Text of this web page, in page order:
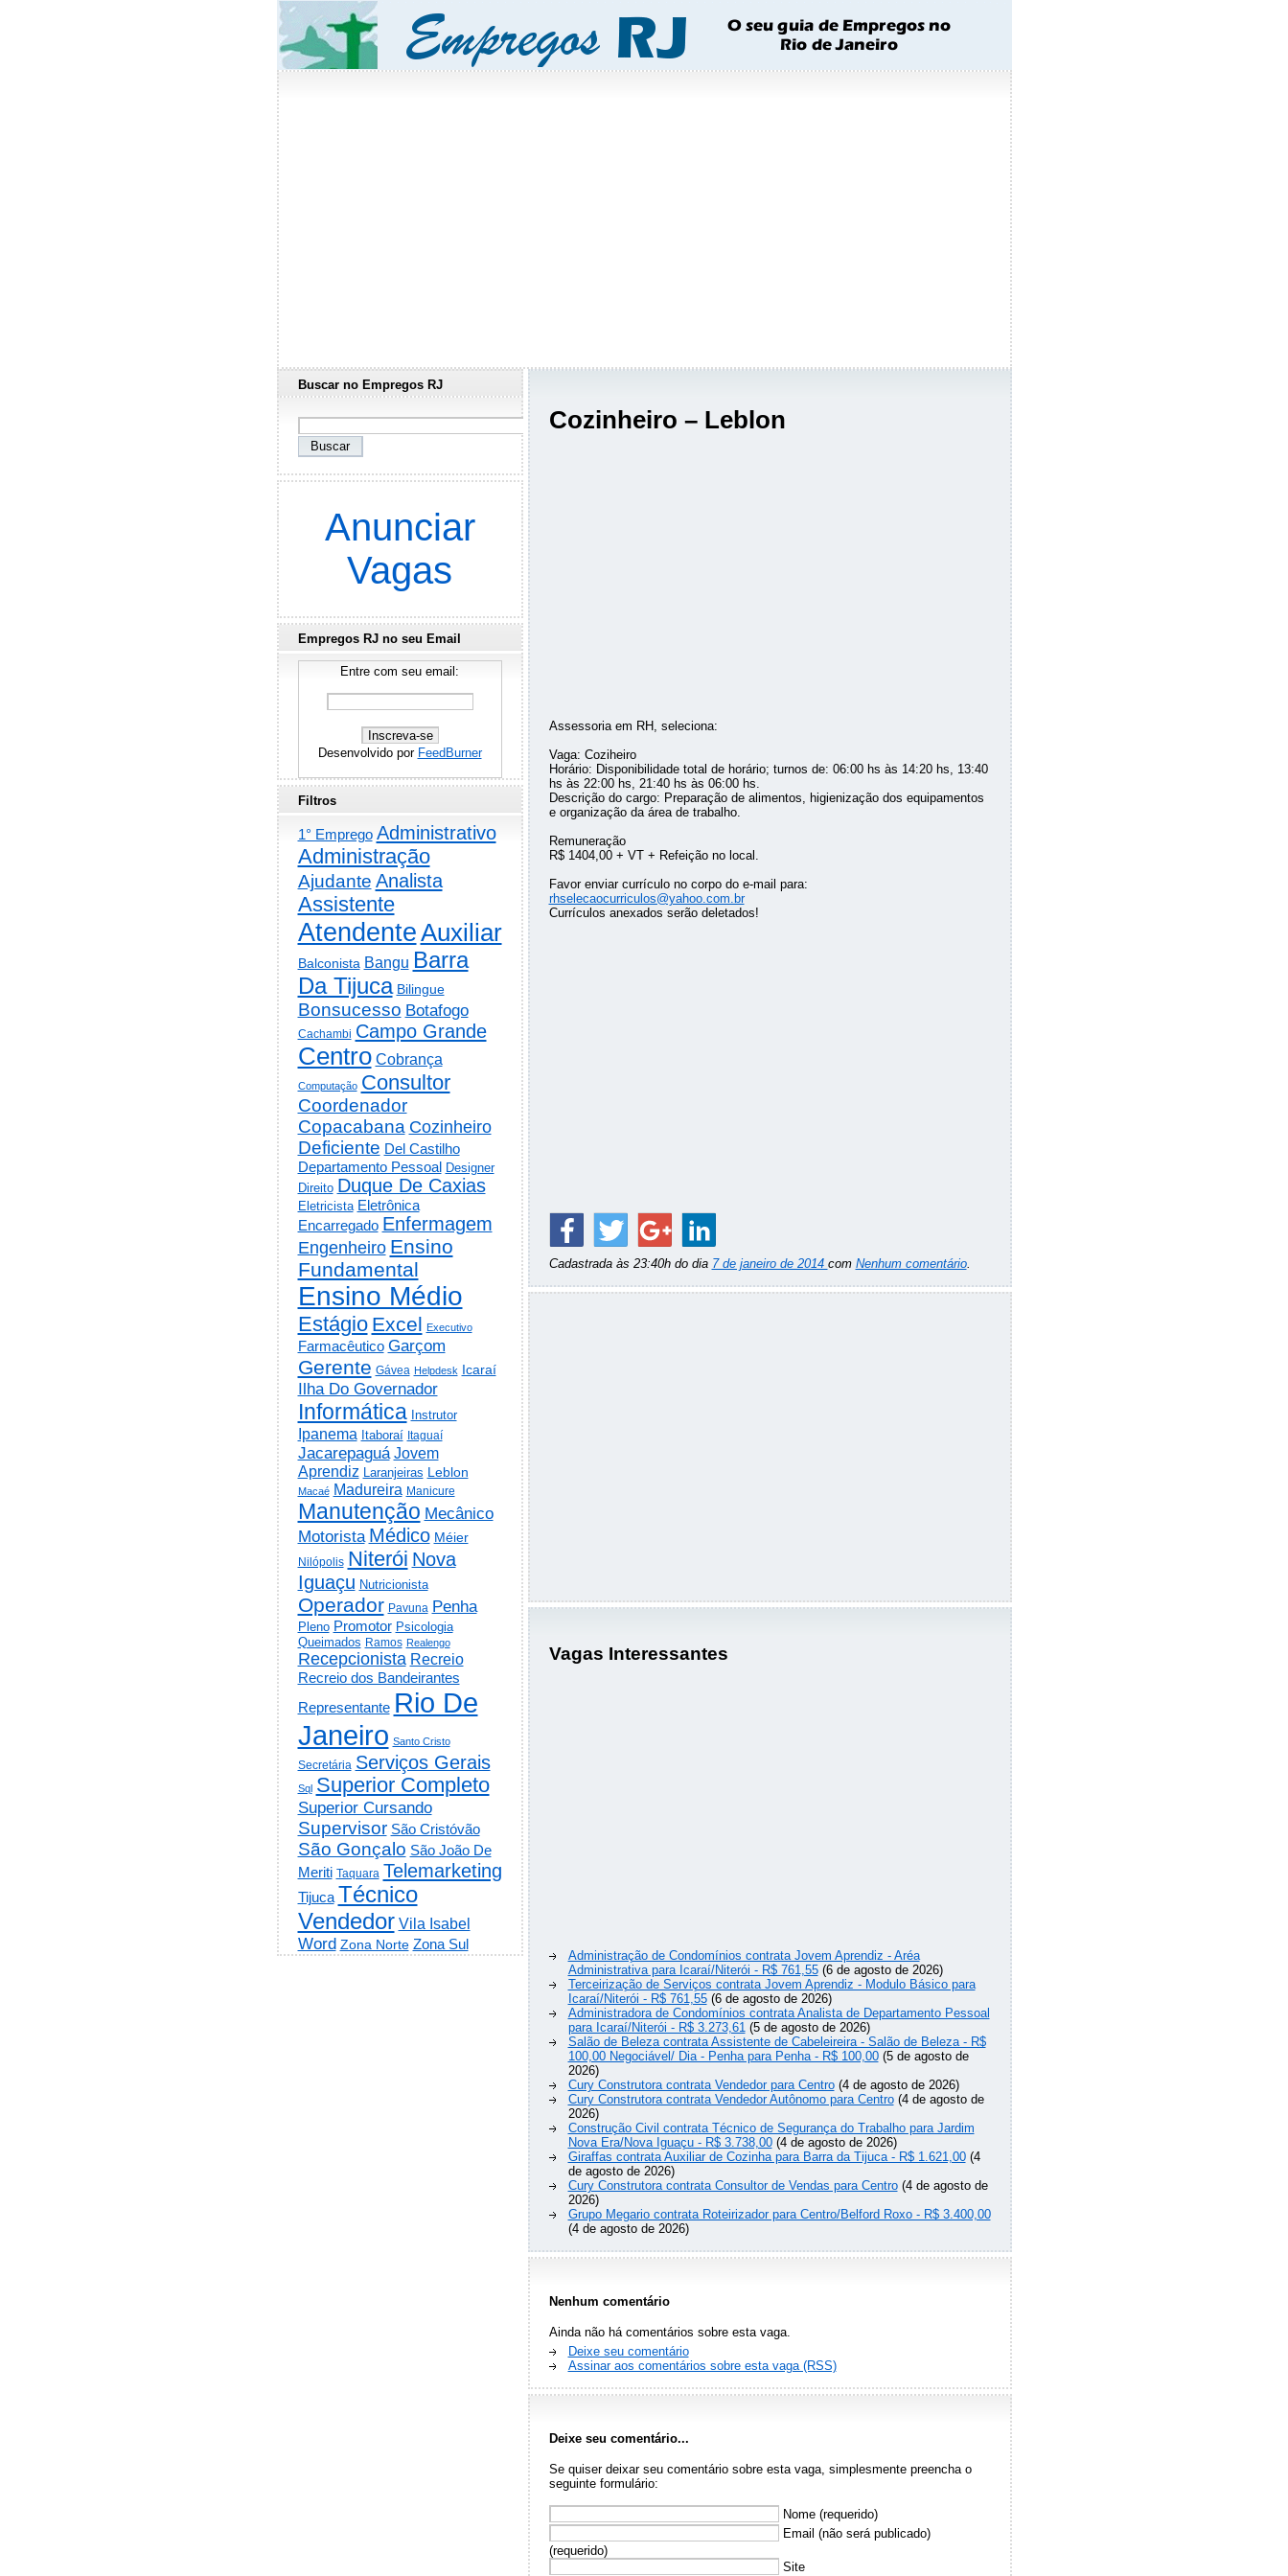
Cozinheiro – Leblon
Assessoria em RH, seleciona:
Vaga: Coziheiro
Horário: Disponibilidade total de horário; turnos de: 06:00 hs às 14:20 hs, 13:40
hs às 22:00 hs, 21:40 hs às 06:00 hs.
Descrição do cargo: Preparação de alimentos, higienização dos equipamentos
e organização da área de trabalho.
Remuneração
R$ 1404,00 + VT + Refeição no local.
Favor enviar currículo no corpo do e-mail para:
rhselecaocurriculos@yahoo.com.br
Currículos anexados serão deletados!
Cadastrada às 23:40h do dia 7 de janeiro de 2014 com Nenhum comentário.
Vagas Interessantes
Administração de Condomínios contrata Jovem Aprendiz - Aréa
Administrativa para Icaraí/Niterói - R$ 761,55(6 de agosto de 2026)
Terceirização de Serviços contrata Jovem Aprendiz - Modulo Básico para
Icaraí/Niterói - R$ 761,55(6 de agosto de 2026)
Administradora de Condomínios contrata Analista de Departamento Pessoal
para Icaraí/Niterói - R$ 3.273,61(5 de agosto de 2026)
Salão de Beleza contrata Assistente de Cabeleireira - Salão de Beleza - R$
100,00 Negociável/ Dia - Penha para Penha - R$ 100,00(5 de agosto de
2026)
Cury Construtora contrata Vendedor para Centro(4 de agosto de 2026)
Cury Construtora contrata Vendedor Autônomo para Centro(4 de agosto de
2026)
Construção Civil contrata Técnico de Segurança do Trabalho para Jardim
Nova Era/Nova Iguaçu - R$ 3.738,00(4 de agosto de 2026)
Giraffas contrata Auxiliar de Cozinha para Barra da Tijuca - R$ 1.621,00(4
de agosto de 2026)
Cury Construtora contrata Consultor de Vendas para Centro(4 de agosto de
2026)
Grupo Megario contrata Roteirizador para Centro/Belford Roxo - R$ 3.400,00
(4 de agosto de 2026)
Nenhum comentário
Ainda não há comentários sobre esta vaga.
Deixe seu comentário
Assinar aos comentários sobre esta vaga (RSS)
Deixe seu comentário...
Se quiser deixar seu comentário sobre esta vaga, simplesmente preencha o
seguinte formulário:
Nome (requerido)
Email (não será publicado)
(requerido)
Site
Buscar no Empregos RJ
Anunciar
Vagas
Empregos RJ no seu Email
Entre com seu email:
Desenvolvido por FeedBurner
Filtros
1° Emprego Administrativo
Administração
Ajudante Analista
Assistente
AtendenteAuxiliar
Balconista Bangu Barra
Da Tijuca Bilingue
Bonsucesso Botafogo
Cachambi Campo Grande
Centro Cobrança
Computação Consultor
Coordenador
Copacabana Cozinheiro
Deficiente Del Castilho
Departamento Pessoal Designer
Direito Duque De Caxias
Eletricista Eletrônica
Encarregado Enfermagem
Engenheiro Ensino
Fundamental
Ensino Médio
Estágio Excel Executivo
Farmacêutico Garçom
Gerente Gávea Helpdesk Icaraí
Ilha Do Governador
Informática Instrutor
Ipanema Itaboraí Itaguaí
Jacarepaguá Jovem
Aprendiz
Laranjeiras Leblon
Macaé Madureira Manicure
Manutenção Mecânico
Motorista Médico Méier
Nilópolis Niterói Nova
Iguaçu Nutricionista
Operador Pavuna Penha
Pleno Promotor Psicologia
Queimados Ramos Realengo
Recepcionista Recreio
Recreio dos Bandeirantes
Representante Rio De
Janeiro Santo Cristo
Secretária Serviços Gerais
Sql Superior Completo
Superior Cursando
Supervisor São Cristóvão
São Gonçalo São João De
Meriti Taquara Telemarketing
Tijuca Técnico
Vendedor Vila Isabel
Word Zona Norte Zona Sul